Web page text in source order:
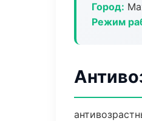
Город:
Режим